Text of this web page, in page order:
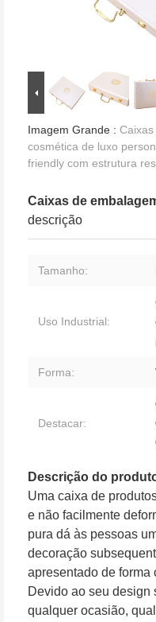
Imagem Grande :
cosmética de luxo
friendly com estrutura
Caixas de
descrição
Tamanho:
Uso Industrial:
Forma:
Destacar:
Descrição do
Uma caixa de
e não facilmente
pura dá às pessoas
decoração
apresentado de forma
Devido ao seu design
qualquer ocasião,